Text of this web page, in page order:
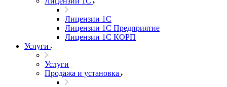
Лицензии 1С
Лицензии 1С Предприятие
Лицензии 1С КОРП
Услуги
Услуги
Продажа и установка